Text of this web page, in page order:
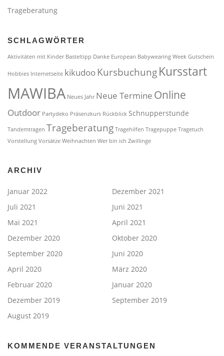
Trageberatung
SCHLAGWÖRTER
Aktivitäten mit Kinder Basteltipp Danke European Babywearing Week Gutschein
Hobbies Internetseite kikudoo KursbuchungKursstart
MAWIBA Neues Jahr Neue Termine Online
Outdoor Partydeko Präsenzkurs Rückblick Schnupperstunde
Tandemtragen Trageberatung Tragehilfen Tragepuppe Tragetuch
Vorstellung Vorsätze Weihnachten Wer bin ich Zwillinge
ARCHIV
Januar 2022
Dezember 2021
Juli 2021
Juni 2021
Mai 2021
April 2021
Dezember 2020
Oktober 2020
September 2020
Juni 2020
April 2020
März 2020
Februar 2020
Januar 2020
Dezember 2019
September 2019
August 2019
KOMMENDE VERANSTALTUNGEN